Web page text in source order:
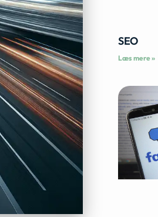
SEO
Læs mere »